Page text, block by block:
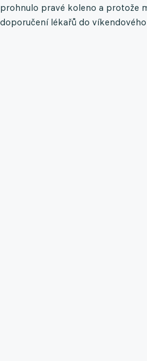
prohnulo pravé koleno a protože
doporučení lékařů do